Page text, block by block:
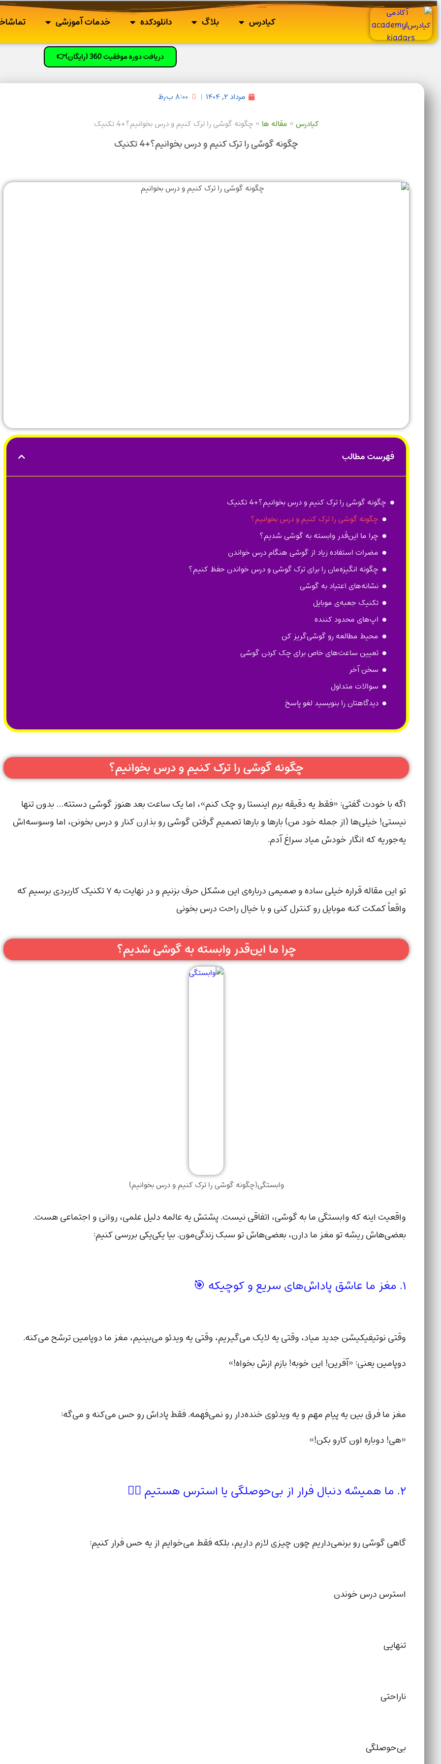
کیادرس بلاگ دانلودکده خدمات آموزشی
دریافت دوره موفقیت 360 (رایگان)👉
مرداد ۲, ۱۴۰۴ ۸:۰۰ ب٫ظ
کیادرس» مقاله ها » چگونه گوشی را ترک کنیم و درس بخوانیم؟+4 تکنیک
چگونه گوشی را ترک کنیم و درس بخوانیم؟+4 تکنیک
فهرست مطالب
چگونه گوشی را ترک کنیم و درس بخوانیم؟+4 تکنیک
چگونه گوشی را ترک کنیم و درس بخوانیم؟
چرا ما این‌قدر وابسته به گوشی شدیم؟
مضرات استفاده زیاد از گوشی هنگام درس خواندن
چگونه انگیزه‌مان را برای ترک گوشی و درس خواندن حفظ کنیم؟
نشانه‌های اعتیاد به گوشی
تکنیک جعبه‌ی موبایل
اپ‌های محدود کننده
محیط مطالعه رو گوشی‌گریز کن
تعیین ساعت‌های خاص برای چک کردن گوشی
سخن آخر
سوالات متداول
دیدگاهتان را بنویسید لغو پاسخ
چگونه گوشی را ترک کنیم و درس بخوانیم؟
اگه با خودت گفتی: «فقط یه دقیقه برم اینستا رو چک کنم»، اما یک ساعت بعد هنوز گوشی دستته… بدون تنها
نیستی! خیلی‌ها (از جمله خود من) بارها و بارها تصمیم گرفتن گوشی رو بذارن کنار و درس بخونن، اما وسوسه‌اش
یه‌جوریه که انگار خودش میاد سراغ آدم.
تو این مقاله قراره خیلی ساده و صمیمی درباره‌ی این مشکل حرف بزنیم و در نهایت به ۷ تکنیک کاربردی برسیم که
واقعاً کمکت کنه موبایل رو کنترل کنی و با خیال راحت درس بخونی
چرا ما این‌قدر وابسته به گوشی شدیم؟
وابستگی(چگونه گوشی را ترک کنیم و درس بخوانیم)
واقعیت اینه که وابستگی ما به گوشی، اتفاقی نیست. پشتش یه عالمه دلیل علمی، روانی و اجتماعی هست.
بعضی‌هاش ریشه تو مغز ما دارن، بعضی‌هاش تو سبک زندگی‌مون. بیا یکی‌یکی بررسی کنیم:
۱. مغز ما عاشق پاداش‌های سریع و کوچیکه 🎯
وقتی نوتیفیکیشن جدید میاد، وقتی یه لایک می‌گیریم، وقتی یه ویدئو می‌بینیم، مغز ما دوپامین ترشح می‌کنه.
دوپامین یعنی: «آفرین! این خوبه! بازم ازش بخواه!»
مغز ما فرق بین یه پیام مهم و یه ویدئوی خنده‌دار رو نمی‌فهمه. فقط پاداش رو حس می‌کنه و می‌گه:
«هی! دوباره اون کارو بکن!»
۲. ما همیشه دنبال فرار از بی‌حوصلگی یا استرس هستیم 😵‍💫
گاهی گوشی رو برنمی‌داریم چون چیزی لازم داریم، بلکه فقط می‌خوایم از یه حس فرار کنیم:
استرس درس خوندن
تنهایی
ناراحتی
بی‌حوصلگی